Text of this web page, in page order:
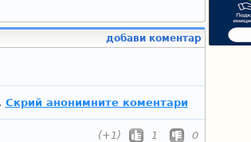
добави коментар
Скрий анонимните коментари
(+1) 1 0